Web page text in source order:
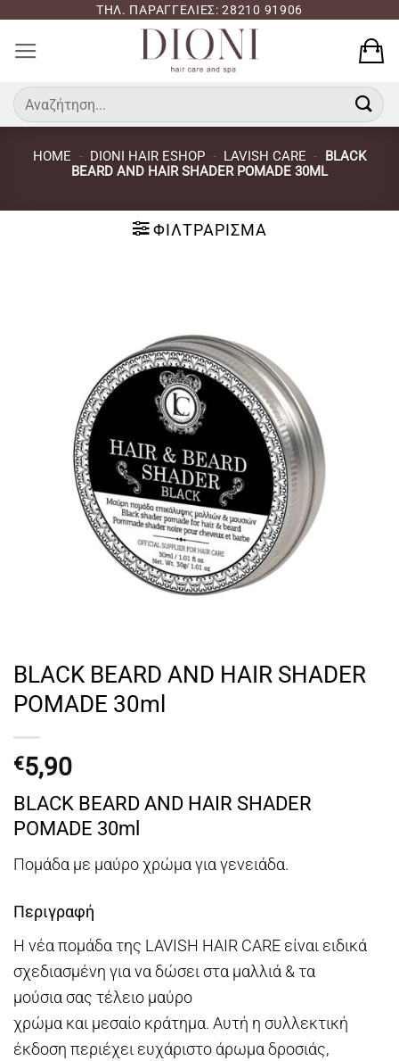
περιεχόμενο
ΤΗΛ. ΠΑΡΑΓΓΕΛΙΕΣ: 28210 91906
Αναζήτηση
για:
HOME - DIONI HAIR ESHOP - LAVISH CARE - BLACK
BEARD AND HAIR SHADER POMADE 30ML
ΦΙΛΤΡΆΡΙΣΜΑ
BLACK BEARD AND HAIR SHADER
POMADE 30ml
€5,90
BLACK BEARD AND HAIR SHADER
POMADE 30ml
Πομάδα με μαύρο χρώμα για γενειάδα.
Περιγραφή
Η νέα πομάδα της LAVISH HAIR CARE είναι ειδικά
σχεδιασμένη για να δώσει στα μαλλιά & τα
μούσια σας τέλειο μαύρο
χρώμα και μεσαίο κράτημα. Αυτή η συλλεκτική
έκδοση περιέχει ευχάριστο άρωμα δροσιάς,